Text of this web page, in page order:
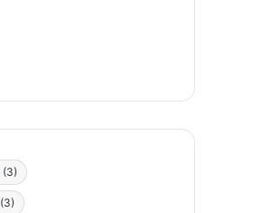
(3)
(3)